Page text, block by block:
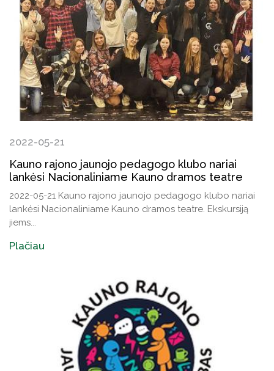
2022-05-21
Kauno rajono jaunojo pedagogo klubo nariai
lankėsi Nacionaliniame Kauno dramos teatre
2022-05-21 Kauno rajono jaunojo pedagogo klubo nariai
lankėsi Nacionaliniame Kauno dramos teatre. Ekskursiją
jiems...
Plačiau